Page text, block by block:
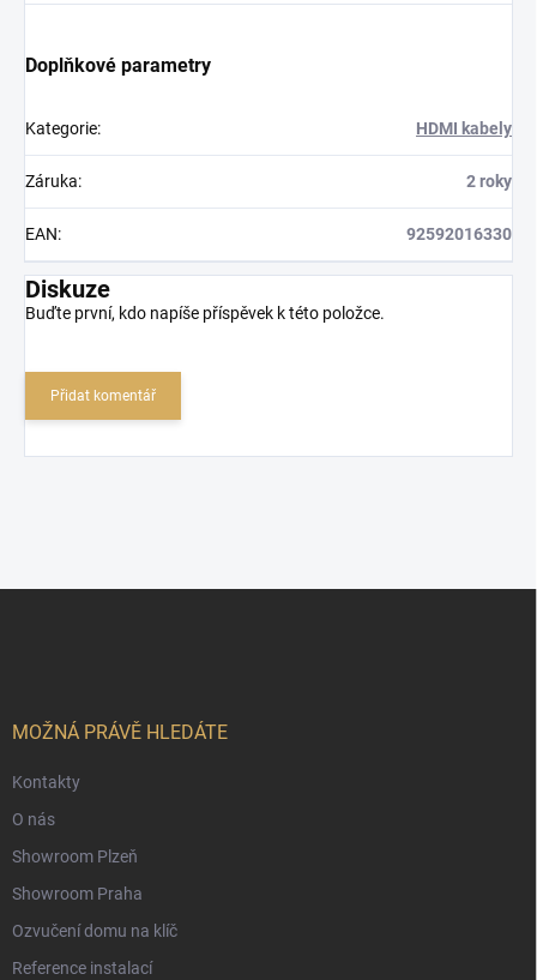
Doplňkové parametry
Kategorie: HDMI kabely
Záruka: 2 roky
EAN: 92592016330
Diskuze
Buďte první, kdo napíše příspěvek k této položce.
Přidat komentář
MOŽNÁ PRÁVĚ HLEDÁTE
Kontakty
O nás
Showroom Plzeň
Showroom Praha
Ozvučení domu na klíč
Reference instalací